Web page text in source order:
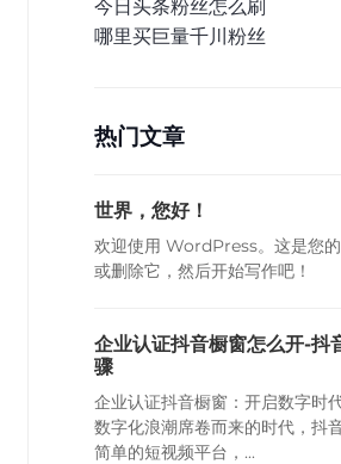
今日头条粉丝怎么刷
哪里买巨量千川粉丝
热门文章
世界，您好！
欢迎使用 WordPress。这是您
或删除它，然后开始写作吧！
企业认证抖音橱窗怎么开-抖
骤
企业认证抖音橱窗：开启数字时
数字化浪潮席卷而来的时代，抖
简单的短视频平台，...